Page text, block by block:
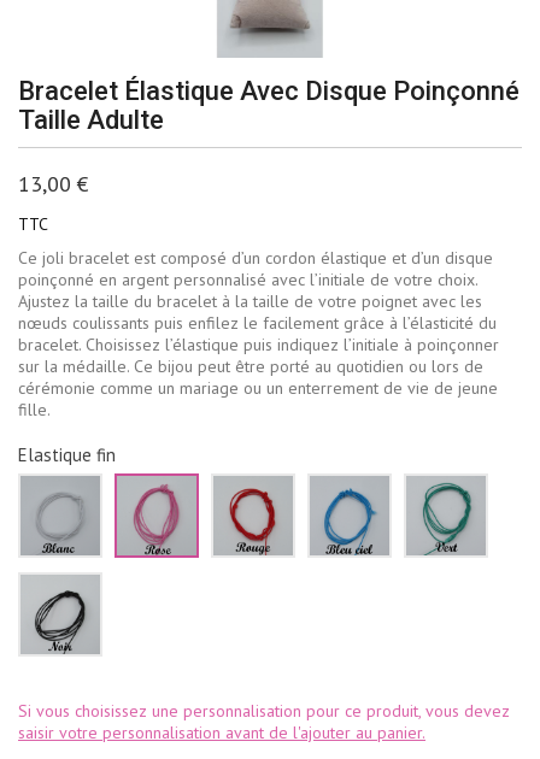
Bracelet Élastique Avec Disque Poinçonné
Taille Adulte
13,00 €
TTC
Ce joli bracelet est composé d’un cordon élastique et d’un disque
poinçonné en argent personnalisé avec l’initiale de votre choix.
Ajustez la taille du bracelet à la taille de votre poignet avec les
nœuds coulissants puis enfilez le facilement grâce à l’élasticité du
bracelet. Choisissez l’élastique puis indiquez l’initiale à poinçonner
sur la médaille. Ce bijou peut être porté au quotidien ou lors de
cérémonie comme un mariage ou un enterrement de vie de jeune
fille.
Elastique fin
Si vous choisissez une personnalisation pour ce produit, vous devez
saisir votre personnalisation avant de l'ajouter au panier.